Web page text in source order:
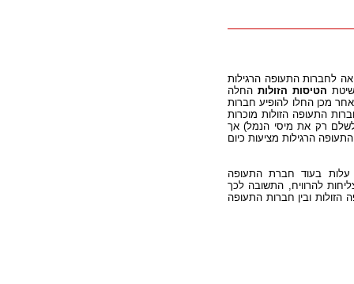
לחברות התעופה הרגילות
הטיסות הזולותהחלה
מכן החלו להופיע חברות
התעופה הזולות מוכרות
רק את מיסי הנמל) אך
הרגילות מציעות כיום
עלות בעוד חברת התעופה
להרוויח, התשובה לכך
ובין חברות התעופה